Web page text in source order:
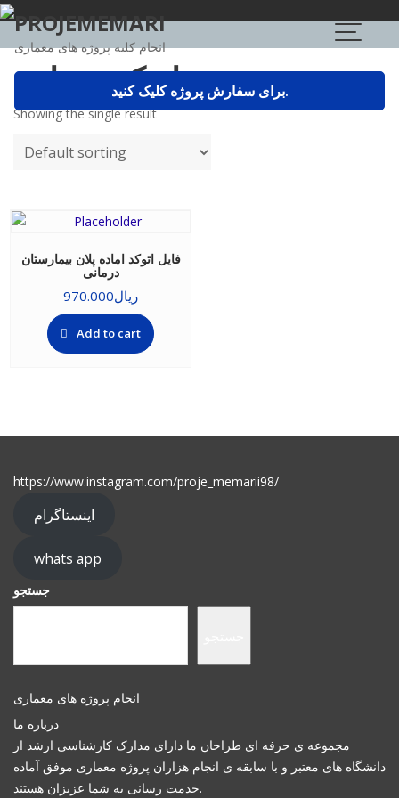
Skip
content
PROJEMEMARI
انجام کلیه پروژه های معماری
برای سفارش پروژه کلیک کنید. اتوکد درمانی
Showing the single result
فایل اتوکد اماده پلان بیمارستان
درمانی
ریال970.000
Add to cart
https://www.instagram.com/proje_memarii98/
اینستاگرام
whats app
جستجو
انجام پروژه های معماری
درباره ما
مجموعه ی حرفه ای طراحان ما دارای مدارک کارشناسی ارشد از
دانشگاه های معتبر و با سابقه ی انجام هزاران پروژه معماری موفق آماده
خدمت رسانی به شما عزیزان هستند.